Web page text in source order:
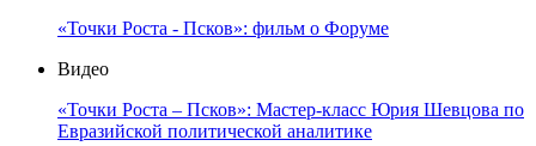
«Точки Роста - Псков»: фильм о Форуме
Видео
«Точки Роста – Псков»: Мастер-класс Юрия Шевцова по
Евразийской политической аналитике